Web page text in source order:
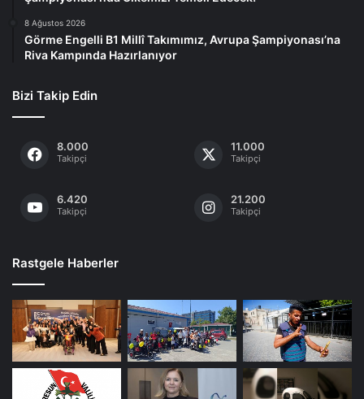
8 Ağustos 2026
Görme Engelli B1 Millî Takımımız, Avrupa Şampiyonası’na
Riva Kampında Hazırlanıyor
Bizi Takip Edin
8.000
Takipçi
11.000
Takipçi
6.420
Takipçi
21.200
Takipçi
Rastgele Haberler